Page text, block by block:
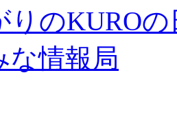
りのKURO
な情報局